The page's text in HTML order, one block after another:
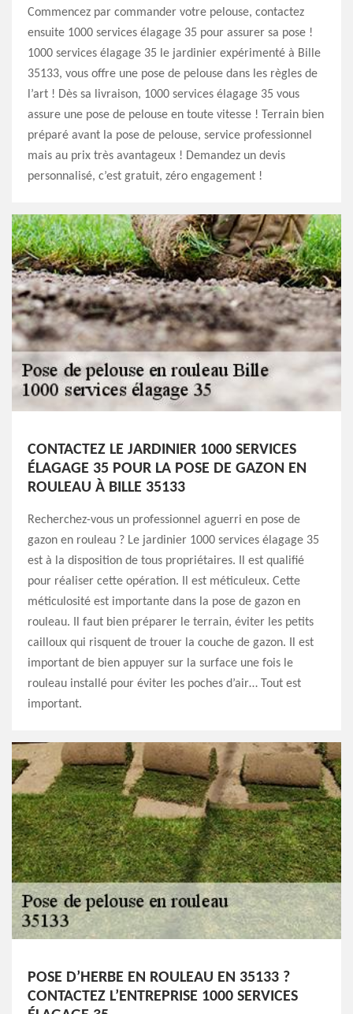
Commencez par commander votre pelouse, contactez
ensuite 1000 services élagage 35 pour assurer sa pose !
1000 services élagage 35 le jardinier expérimenté à Bille
35133, vous offre une pose de pelouse dans les règles de
l’art ! Dès sa livraison, 1000 services élagage 35 vous
assure une pose de pelouse en toute vitesse ! Terrain bien
préparé avant la pose de pelouse, service professionnel
mais au prix très avantageux ! Demandez un devis
personnalisé, c’est gratuit, zéro engagement !
CONTACTEZ LE JARDINIER 1000 SERVICES
ÉLAGAGE 35 POUR LA POSE DE GAZON EN
ROULEAU À BILLE 35133
Recherchez-vous un professionnel aguerri en pose de
gazon en rouleau ? Le jardinier 1000 services élagage 35
est à la disposition de tous propriétaires. Il est qualifié
pour réaliser cette opération. Il est méticuleux. Cette
méticulosité est importante dans la pose de gazon en
rouleau. Il faut bien préparer le terrain, éviter les petits
cailloux qui risquent de trouer la couche de gazon. Il est
important de bien appuyer sur la surface une fois le
rouleau installé pour éviter les poches d’air… Tout est
important.
POSE D’HERBE EN ROULEAU EN 35133 ?
CONTACTEZ L’ENTREPRISE 1000 SERVICES